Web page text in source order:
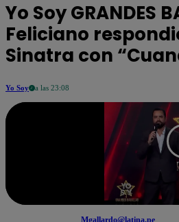
Yo Soy GRANDES
Feliciano
Sinatra con
Yo Soy a las 23:08
Mgallardo@latina.pe